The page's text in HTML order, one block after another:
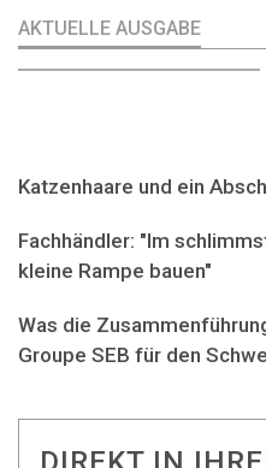
AKTUELLE AUSGABE
Katzenhaare und ein
Fachhändler: "Im
kleine Rampe bauen"
Was die
Groupe SEB für den